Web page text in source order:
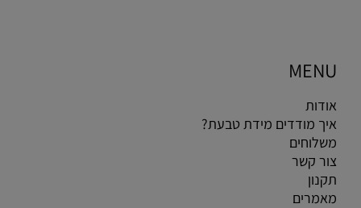
MENU
אודות
איך מודדים מידת טבעת?
משלוחים
צור קשר
תקנון
מאמרים